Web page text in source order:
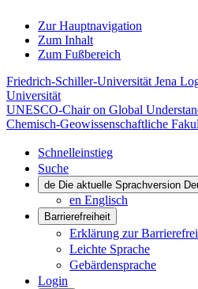
Zur Hauptnavigation
Zum Inhalt
Zum Fußbereich
Friedrich-Schiller-Universität Jena
Universität
UNESCO-Chair on Global
Chemisch-Geowissenschaftliche
Schnelleinstieg
Suche
de Die aktuelle Sprachversion
en Englisch
Barrierefreiheit
Erklärung zur
Leichte Sprache
Gebärdensprache
Login